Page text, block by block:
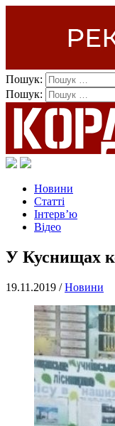
Пошук:
Пошук:
Новини
Статті
Інтерв’ю
Відео
У Куснищах
19.11.2019 /Новини